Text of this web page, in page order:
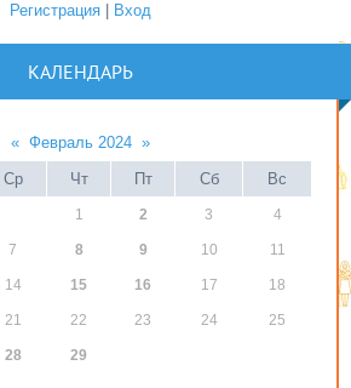
Регистрация| Вход
КАЛЕНДАРЬ
« Февраль 2024 »
Ср Чт Пт Сб Вс
1 2 3 4
7 8 9 10 11
14 15 16 17 18
21 22 23 24 25
28 29